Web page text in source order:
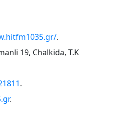
.
19, Chalkida, T.K
.
.